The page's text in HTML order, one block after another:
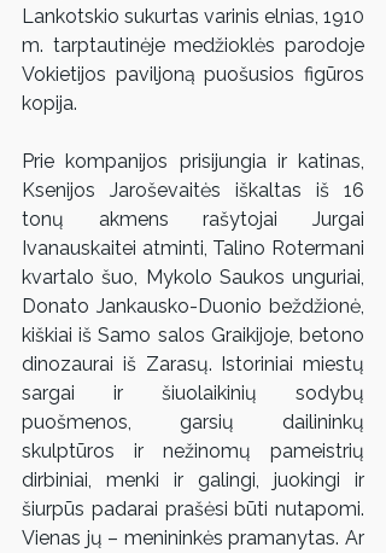
Lankotskio sukurtas varinis elnias, 1910
m. tarptautinėje medžioklės parodoje
Vokietijos paviljoną puošusios figūros
kopija.
Prie kompanijos prisijungia ir katinas,
Ksenijos Jaroševaitės iškaltas iš 16
tonų akmens rašytojai Jurgai
Ivanauskaitei atminti, Talino Rotermani
kvartalo šuo, Mykolo Saukos unguriai,
Donato Jankausko-Duonio beždžionė,
kiškiai iš Samo salos Graikijoje, betono
dinozaurai iš Zarasų. Istoriniai miestų
sargai ir šiuolaikinių sodybų
puošmenos, garsių dailininkų
skulptūros ir nežinomų pameistrių
dirbiniai, menki ir galingi, juokingi ir
šiurpūs padarai prašėsi būti nutapomi.
Vienas jų – menininkės pramanytas. Ar